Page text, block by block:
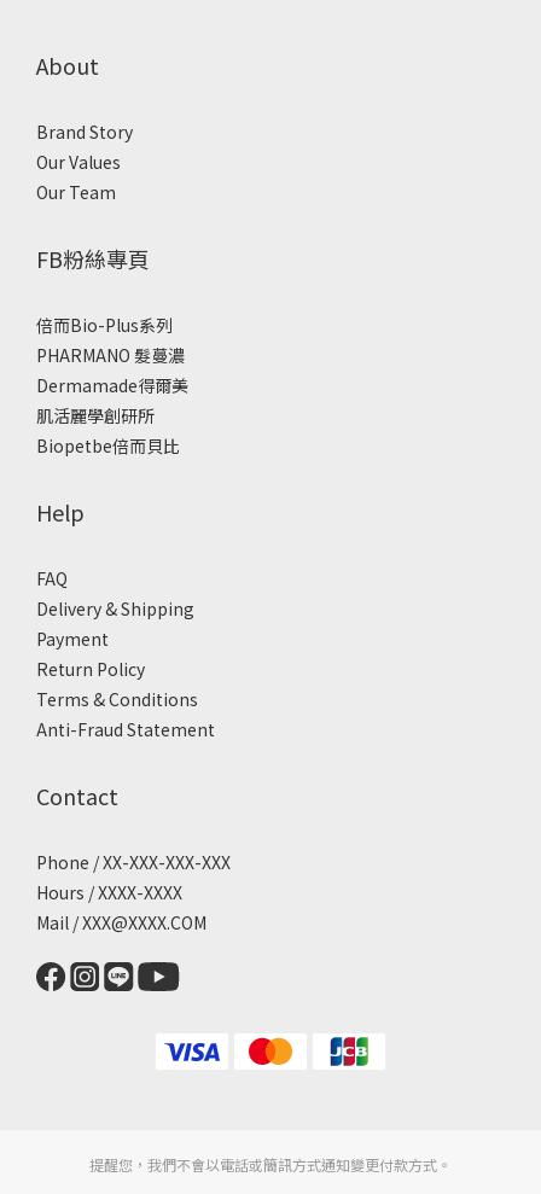
About
Brand Story
Our Values
Our Team
FB粉絲專頁
倍而Bio-Plus系列
PHARMANO 髮蔓濃
Dermamade得爾美
肌活麗學創研所
Biopetbe倍而貝比
Help
FAQ
Delivery & Shipping
Payment
Return Policy
Terms & Conditions
Anti-Fraud Statement
Contact
Phone / XX-XXX-XXX-XXX
Hours / XXXX-XXXX
Mail / XXX@XXXX.COM
提醒您，我們不會以電話或簡訊方式通知變更付款方式。